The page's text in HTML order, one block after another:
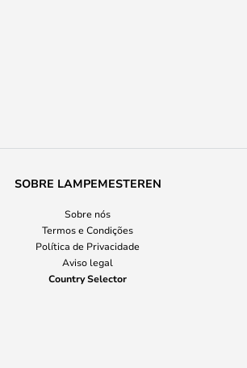
SOBRE LAMPEMESTEREN
Sobre nós
Termos e Condições
Política de Privacidade
Aviso legal
Country Selector